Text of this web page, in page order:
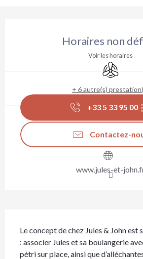
Horaires non
Voir les horaires
Air
+ 6 autre(s)
+33 5 33 95 00
Contactez-
www.jules-et-
Le concept de chez Jules & John
: associer Jules et sa boulangerie
pétri sur place, ainsi que